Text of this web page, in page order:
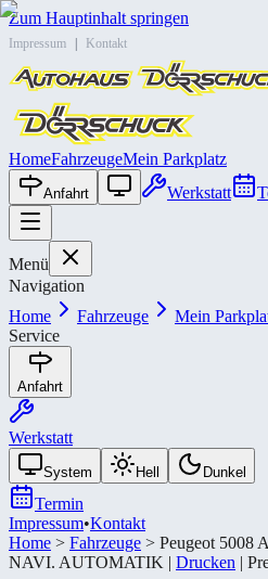
Zum Hauptinhalt springen
Impressum Kontakt
HomeFahrzeugeMein Parkplatz
Anfahrt Werkstatt
Menü
Navigation
Home
Fahrzeuge
Mein
Service
Anfahrt
Werkstatt
System Hell Dunkel
Termin
Impressum•Kontakt
Home > Fahrzeuge > Peugeot 5008
NAVI. AUTOMATIK | Drucken |